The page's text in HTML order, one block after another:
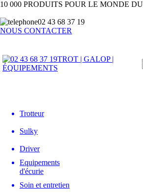
10 000 PRODUITS POUR LE MONDE
02 43 68 37 19
NOUS CONTACTER
TROT | GALOP |
ÉQUIPEMENTS
Trotteur
Sulky
Driver
Equipements
d'écurie
Soin et entretien